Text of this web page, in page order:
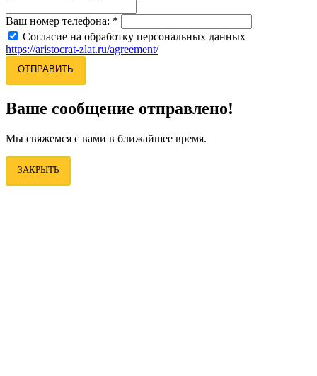
Ваш номер телефона: *
Согласие на обработку персональных данных
https://aristocrat-zlat.ru/agreement/
ОТПРАВИТЬ
Ваше сообщение отправлено!
Мы свяжемся с вами в ближайшее время.
ЗАКРЫТЬ